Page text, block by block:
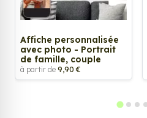
Affiche personnalisée
avec photo - Portrait
de famille, couple
à partir de 9,90 €